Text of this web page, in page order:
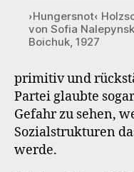
›Hungersnot‹
von Sofia
Boichuk, 1927
primitiv und
Partei glaubte
Gefahr zu sehen,
Sozialstrukturen
werde.